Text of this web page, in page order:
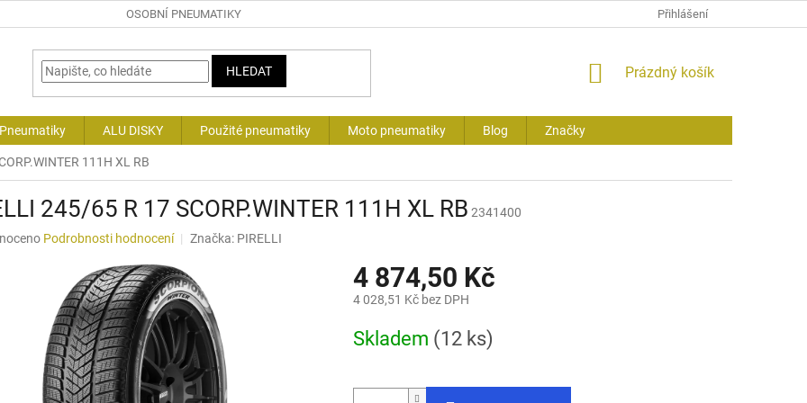
OSOBNÍ PNEUMATIKY Přihlášení
HLEDAT
NÁKUPNÍ
Prázdný košík
ALU DISKY Použité pneumatiky Moto pneumatiky Blog Značky
111H XL RB
245/65 R 17 SCORP.WINTER 111H XL RB 2341400
Podrobnosti hodnocení Značka: PIRELLI
4 874,50 Kč
4 028,51 Kč bez DPH
cena:
Skladem (12 ks)